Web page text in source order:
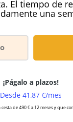
El tiempo de
una